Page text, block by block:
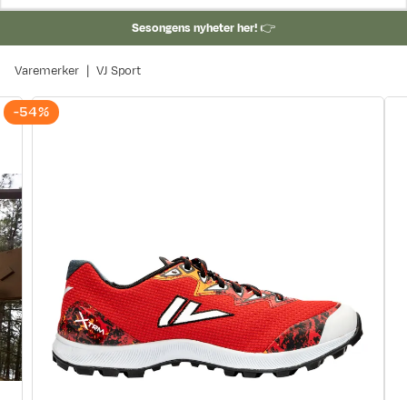
Sesongens nyheter her!👉
Varemerker VJ Sport
-54%